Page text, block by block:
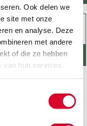
Ook delen we
site met onze
en analyse. Deze
met andere
of die ze hebben
hun services.
zoeken